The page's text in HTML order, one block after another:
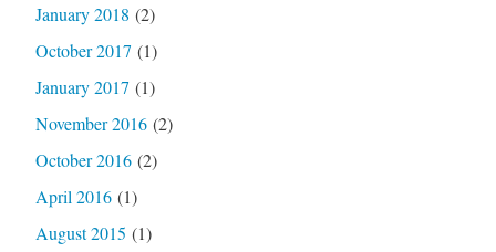
January 2018 (2)
October 2017 (1)
January 2017 (1)
November 2016(2)
October 2016(2)
April 2016(1)
August 2015 (1)